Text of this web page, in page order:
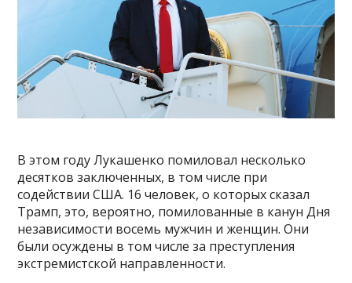
В этом году Лукашенко помиловал несколько
десятков заключенных, в том числе при
содействии США. 16 человек, о которых сказал
Трамп, это, вероятно, помилованные в канун Дня
независимости восемь мужчин и женщин. Они
были осуждены в том числе за преступления
экстремистской направленности.